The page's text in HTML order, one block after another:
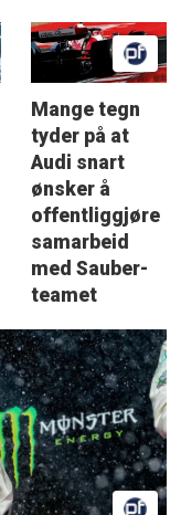
Mange tegn
tyder på at
Audi snart
ønsker å
offentliggjøre
samarbeid
med Sauber-
teamet